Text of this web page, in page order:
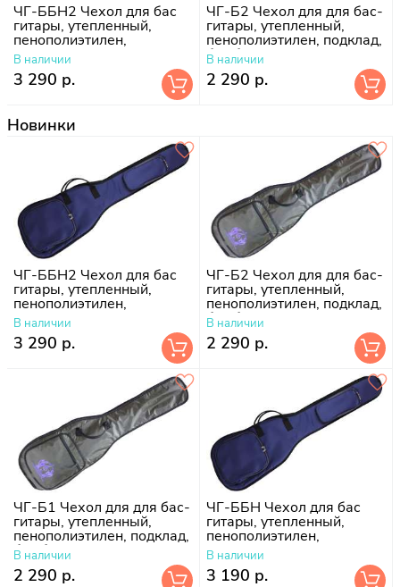
ЧГ-ББН2 Чехол для бас
гитары, утепленный,
пенополиэтилен,
поролон-10 мм, подклад
болонь
В наличии
3 290 р.
ЧГ-Б2 Чехол для для бас-
гитары, утепленный,
пенополиэтилен, подклад,
без борта
В наличии
2 290 р.
Новинки
ЧГ-ББН2 Чехол для бас
гитары, утепленный,
пенополиэтилен,
поролон-10 мм, подклад
болонь
В наличии
3 290 р.
ЧГ-Б2 Чехол для для бас-
гитары, утепленный,
пенополиэтилен, подклад,
без борта
В наличии
2 290 р.
ЧГ-Б1 Чехол для для бас-
гитары, утепленный,
пенополиэтилен, подклад,
без борта
В наличии
2 290 р.
ЧГ-ББН Чехол для бас
гитары, утепленный,
пенополиэтилен,
поролон-10 мм, подклад
болонь
В наличии
3 190 р.